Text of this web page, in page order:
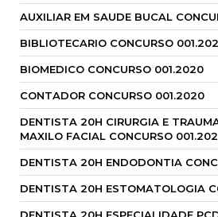
AUXILIAR EM SAUDE BUCAL
BIBLIOTECARIO CONCURSO
BIOMEDICO CONCURSO 001.2020
CONTADOR CONCURSO 001.2020
DENTISTA 20H CIRURGIA E
MAXILO FACIAL CONCURSO
DENTISTA 20H ENDODONTIA
DENTISTA 20H ESTOMATOLOGIA